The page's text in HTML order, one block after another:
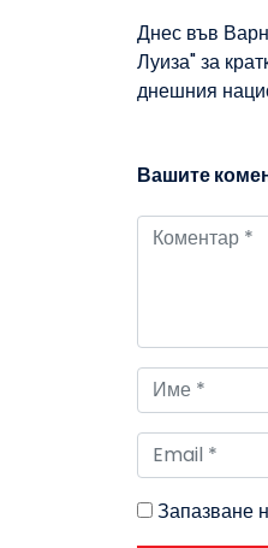
Днес във
Луиза" за
днешния
Вашите
Запазване